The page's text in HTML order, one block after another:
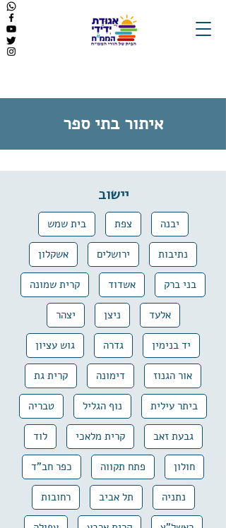
איתור בתי ספר
יישוב
יבנה צפת בית שמש
נתיבות ירושלים אשקלון
בני ברק אשדוד קרית שמונה
אלעד ניצן יצהר
יד בנימין גדרה גוש עציון
אור הגנוז דימונה קרית גת
ביתר עילית נוף הגליל טבריה
גבעת זאב קרית מלאכי לוד
חולון פתח תקווה כפר חב"ד
נתניה תל אביב רחובות